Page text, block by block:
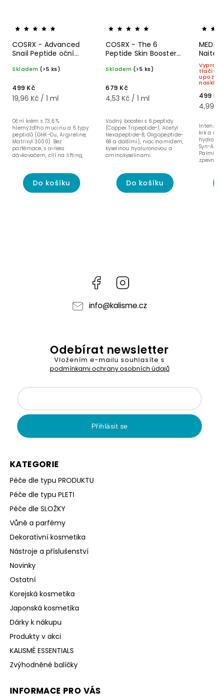
COSRX - Advanced
Snail Peptide oční
Skladem (>5 ks)
499 Kč
19,96 Kč / 1 ml
Do košíku
Oční krém s 73,6 %
hlemýžďího mucinu a 5 typy
peptidů (GHK-Cu, Argireline,
Matrixyl 3000). Bez
parfémace, s airless
dávkovačem, cílí na lifting,
COSRX - The 6
Peptide Skin Booster
ml
Skladem (>5 ks)
679 Kč
4,53 Kč / 1 ml
Do košíku
Vodný booster s 6 peptidy
(Copper Tripeptide-1, Acetyl
Hexapeptide-8, Oligopeptide-
68 a dalšími), niacinamidem,
kyselinou hyaluronovou a
aminokyselinami.
Naite
a
499
4,99
krk a
Syn-
Facebook
info@kalisme.cz
KATEGORIE
Péče dle typu PRODUKTU
Péče dle typu PLETI
Péče dle SLOŽKY
Vůně a parfémy
Dekorativní kosmetika
Nástroje a příslušenství
Novinky
Ostatní
Korejská kosmetika
Japonská kosmetika
Dárky k nákupu
Produkty v akci
KALISMÉ ESSENTIALS
Zvýhodněné balíčky
INFORMACE PRO VÁS
Odebírat newsletter
Vložením e-mailu souhlasíte s
podmínkami ochrany osobních údajů
Přihlásit se